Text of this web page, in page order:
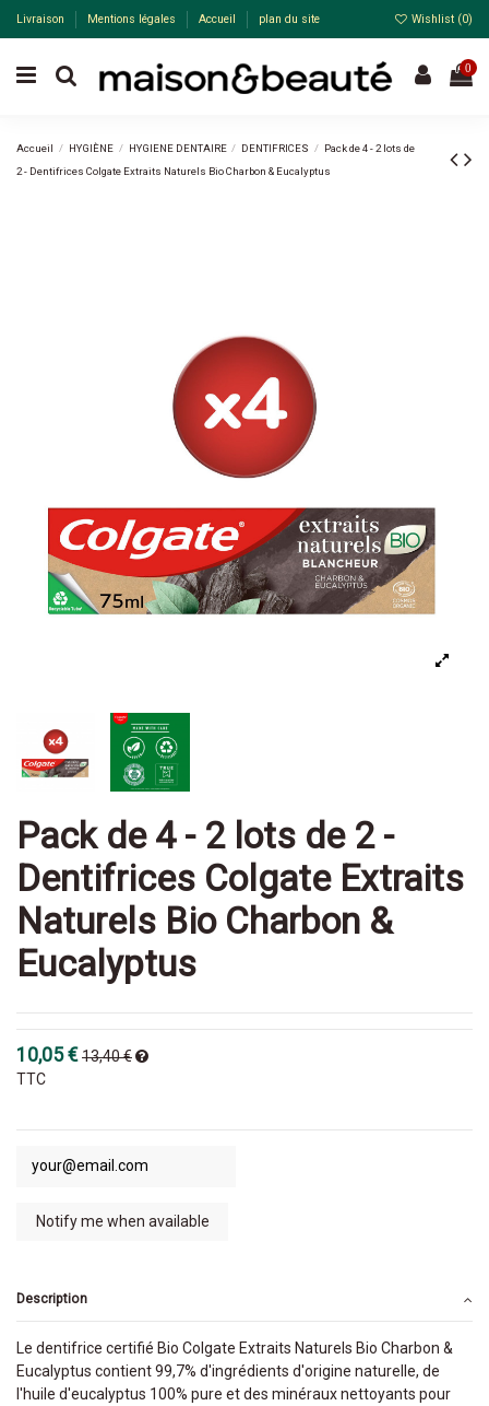
Livraison Mentions légales Accueil plan du site Wishlist (0)
0
Accueil HYGIÈNE HYGIENE DENTAIRE DENTIFRICES
Pack de 4 - 2 lots de
2 - Dentifrices Colgate Extraits Naturels Bio Charbon & Eucalyptus
Pack de 4 - 2 lots de 2 -
Dentifrices Colgate Extraits
Naturels Bio Charbon &
Eucalyptus
10,05 €13,40 €
TTC
Description
Le dentifrice certifié Bio Colgate Extraits Naturels Bio Charbon &
Eucalyptus contient 99,7% d'ingrédients d'origine naturelle, de
l'huile d'eucalyptus 100% pure et des minéraux nettoyants pour